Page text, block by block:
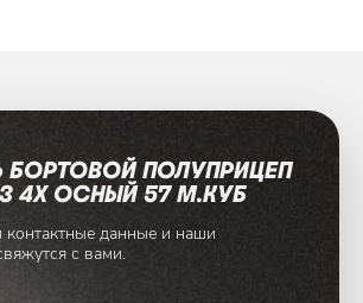
БОРТОВОЙ ПОЛУПРИЦЕП
4Х ОСНЫЙ 57 М.КУБ
контактные данные и наши
с вами.